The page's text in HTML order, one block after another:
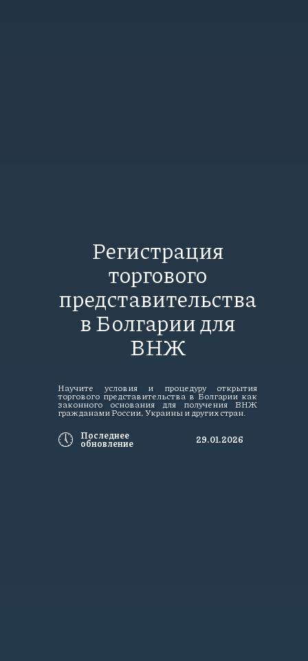
Регистрация
торгового
представительства
в Болгарии для
ВНЖ
Научите условия и процедуру открытия
торгового представительства в Болгарии как
законного основания для получения ВНЖ
гражданами России, Украины и других стран.
🕔 Последнее
обновление 29.01.2026